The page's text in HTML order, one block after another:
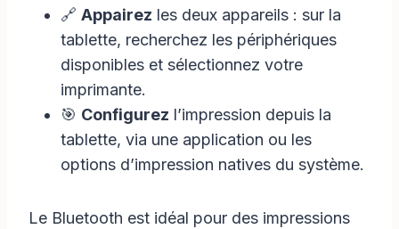
🔗 Appairez les deux appareils : sur la
tablette, recherchez les périphériques
disponibles et sélectionnez votre
imprimante.
🎯 Configurez l’impression depuis la
tablette, via une application ou les
options d’impression natives du système.
Le Bluetooth est idéal pour des impressions